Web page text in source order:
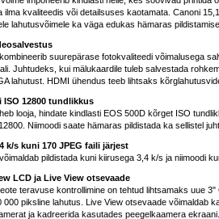
ilma kvaliteedis või detailsuses kaotamata. Canoni
lahutusvõimele ka väga edukas hämaras
suurepärase fotokvaliteedi võimalusega
Juhtudeks, kui mälukaardile tuleb salvestada
lahutust. HDMI ühendus teeb lihtsaks
ISO 12800 tundlikkus
looja, hindate kindlasti EOS 500D kõrget ISO
Niimoodi saate hämaras pildistada ka sellistel
k/s kuni 170 JPEG faili järjest
pildistada kuni kiirusega 3,4 k/s ja niimoodi
LCD ja Live View otsevaade
teravuse kontrollimine on tehtud lihtsamaks uue
000 piksline lahutus. Live View otsevaade võimaldab
ja kadreerida kasutades peegelkaamera ekraani.